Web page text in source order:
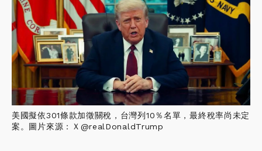
美國擬依301條款加徵關稅，台灣列10％名單，最終稅率尚未定
案。圖片來源：Ｘ@realDonaldTrump